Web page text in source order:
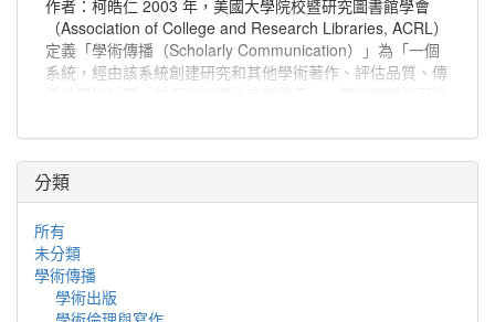
作者：柯皓仁 2003 年，美國大學院校暨研究圖書館學會
（Association of College and Research Libraries, ACRL）
定義「學術傳播（Scholarly Communication）」為「一個
系統，經由該系統創建研究和其他學術著作、評估品質、傳
或更多人能取得的程序。
分類
所有
未分類
學術傳播
學術出版